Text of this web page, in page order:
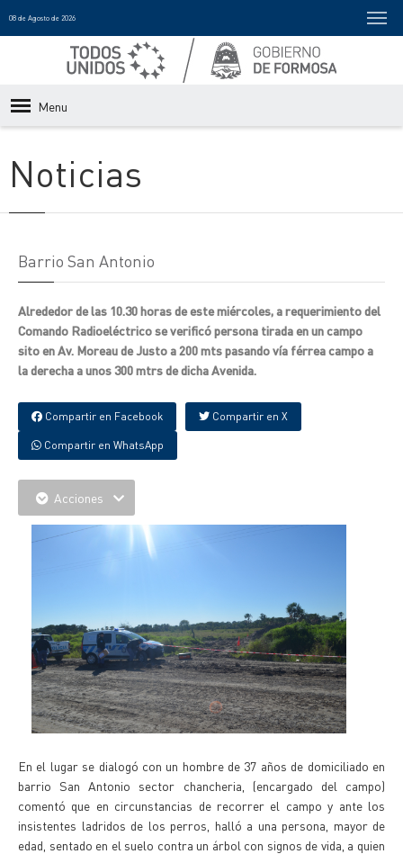
08 de Agosto de 2026
Menu
Noticias
Barrio San Antonio
Alrededor de las 10.30 horas de este miércoles, a requerimiento del
Comando Radioeléctrico se verificó persona tirada en un campo
sito en Av. Moreau de Justo a 200 mts pasando vía férrea campo a
la derecha a unos 300 mtrs de dicha Avenida.
Compartir en Facebook Compartir en X
Compartir en WhatsApp
Acciones
En el lugar se dialogó con un hombre de 37 años de domiciliado en
barrio San Antonio sector chancheria, (encargado del campo)
comentó que en circunstancias de recorrer el campo y ante los
insistentes ladridos de los perros, halló a una persona, mayor de
edad, sentado en el suelo contra un árbol con signos de vida, a quien